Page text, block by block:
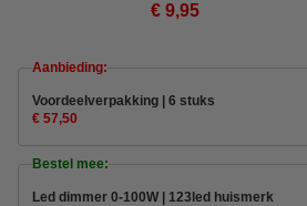
€ 9,95
Aanbieding:
Voordeelverpakking | 6 stuks
€ 57,50
Bestel mee:
Led dimmer 0-100W | 123led huismerk